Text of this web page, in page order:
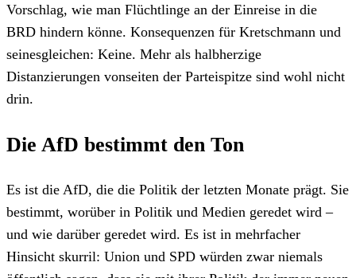
Vorschlag, wie man Flüchtlinge an der Einreise in die
BRD hindern könne. Konsequenzen für Kretschmann und
seinesgleichen: Keine. Mehr als halbherzige
Distanzierungen vonseiten der Parteispitze sind wohl nicht
drin.
Die AfD bestimmt den Ton
Es ist die AfD, die die Politik der letzten Monate prägt. Sie
bestimmt, worüber in Politik und Medien geredet wird –
und wie darüber geredet wird. Es ist in mehrfacher
Hinsicht skurril: Union und SPD würden zwar niemals